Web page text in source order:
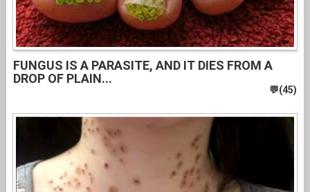
FUNGUS IS A PARASITE, AND IT DIES FROM A
DROP OF PLAIN...